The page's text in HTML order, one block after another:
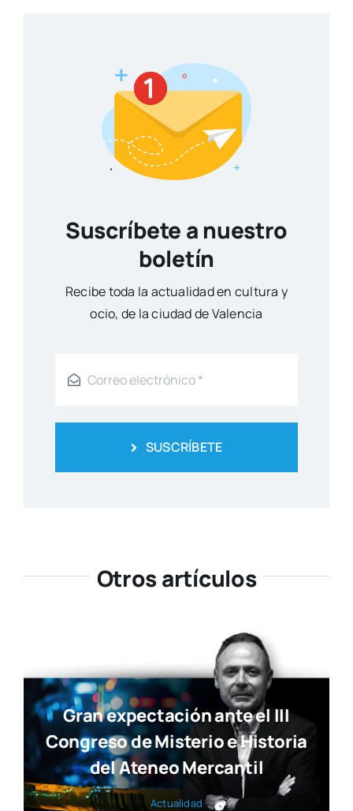
Suscríbete a nuestro
boletín
Reci­be toda la actua­li­dad en cul­tu­ra y
ocio, de la ciu­dad de Valen­cia
SUSCRÍBETE
Otros artículos
Gran expectación ante el III
Congreso de Misterio e Historia
del Ateneo Mercantil
Actua­li­dad